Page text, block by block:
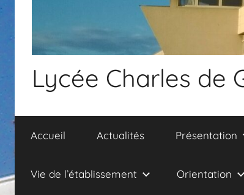
Lycée Charles de
Accueil Actualités Présentation
Vie de l’établissement Orientation